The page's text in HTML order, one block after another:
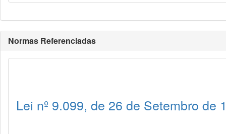
Normas Referenciadas
Lei nº 9.099, de 26 de Setembro de